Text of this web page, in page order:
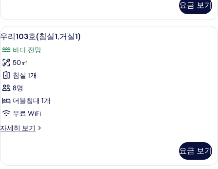
보
기
(침
대)
자
세
히
보
기
요금 보기
우
리
103
호
(침
실
1,
거
실
8
우리103호(침실1,거실1)
바다 전망
50㎡
침실 1개
8명
더블침대 1개
무료 WiFi
자세히 보기
우
(침
요금 보기